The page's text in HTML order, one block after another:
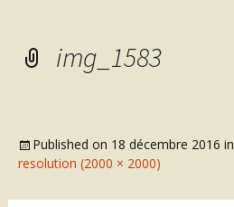
img_1583
Published on 18 décembre 2016 in
resolution (2000 × 2000)